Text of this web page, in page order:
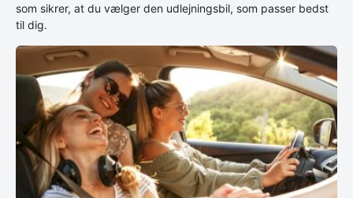
som sikrer, at du vælger den udlejningsbil, som passer bedst
til dig.